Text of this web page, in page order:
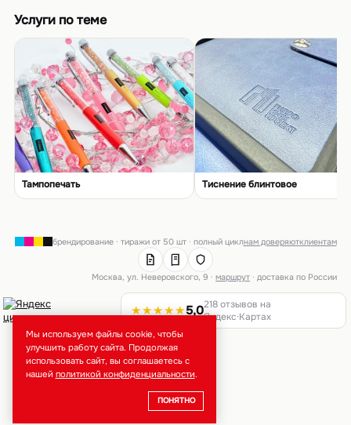
Услуги по теме
Тампопечать Тиснение блинтовое
брендирование · тиражи от 50 шт · полный циклнам доверяютклиентам
Москва, ул. Неверовского, 9 ·маршрут · доставка по России
★★★★★5,0218 отзывов на
Яндекс·Картах
Мы используем файлы cookie, чтобы
улучшить работу сайта. Продолжая
использовать сайт, вы соглашаетесь с
нашей политикой конфиденциальности.
ПОНЯТНО